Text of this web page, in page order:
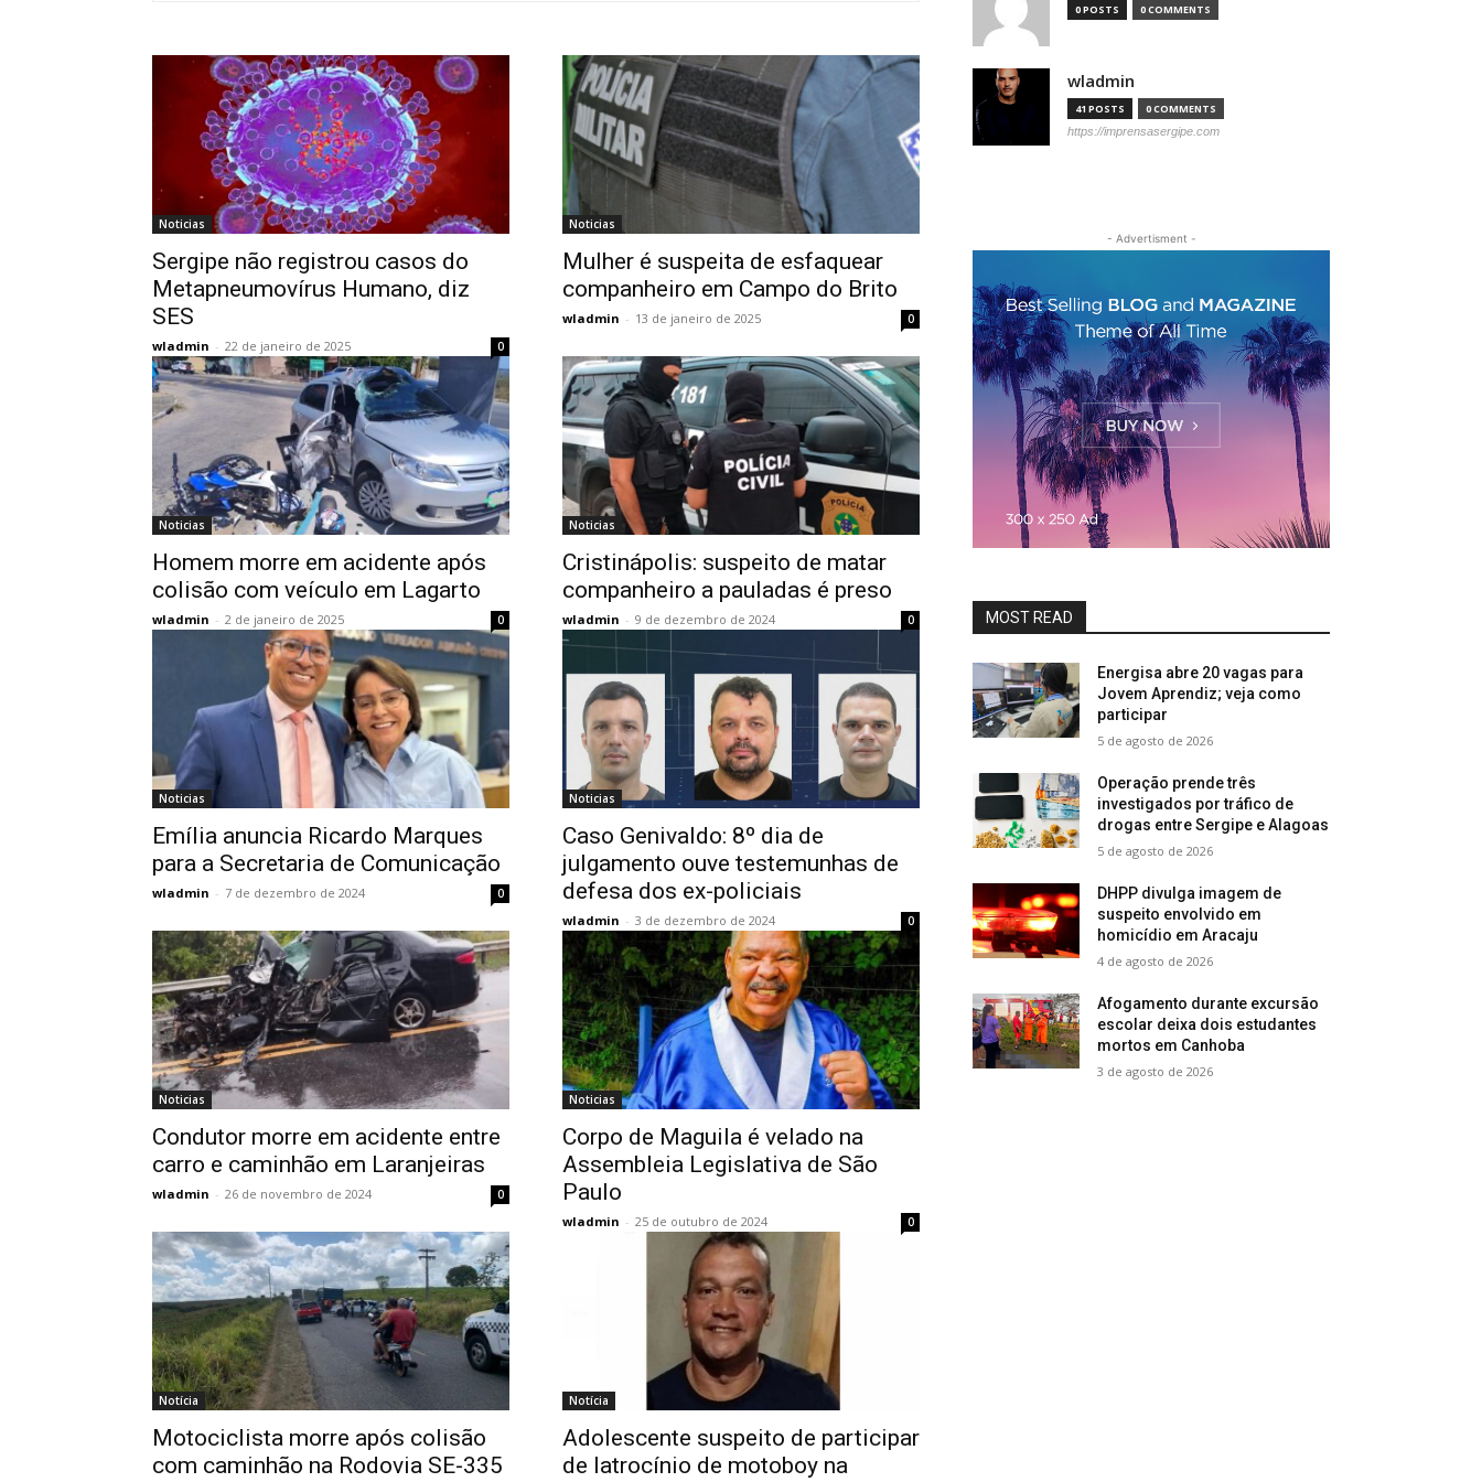
Noticias
Sergipe não registrou casos do
Metapneumovírus Humano, diz
SES
wladmin - 22 de janeiro de 2025 0
Noticias
Mulher é suspeita de esfaquear
companheiro em Campo do Brito
wladmin - 13 de janeiro de 2025 0
Noticias
Homem morre em acidente após
colisão com veículo em Lagarto
wladmin - 2 de janeiro de 2025 0
Noticias
Cristinápolis: suspeito de matar
companheiro a pauladas é preso
wladmin - 9 de dezembro de 2024 0
Noticias
Emília anuncia Ricardo Marques
para a Secretaria de Comunicação
wladmin - 7 de dezembro de 2024 0
Noticias
Caso Genivaldo: 8º dia de
julgamento ouve testemunhas de
defesa dos ex-policiais
wladmin - 3 de dezembro de 2024 0
Noticias
Condutor morre em acidente entre
carro e caminhão em Laranjeiras
wladmin - 26 de novembro de 2024 0
Noticias
Corpo de Maguila é velado na
Assembleia Legislativa de São
Paulo
wladmin - 25 de outubro de 2024 0
Notícia
Motociclista morre após colisão
com caminhão na Rodovia SE-335
Notícia
Adolescente suspeito de participar
de latrocínio de motoboy na
0 POSTS 0 COMMENTS
wladmin
41 POSTS 0 COMMENTS
https://imprensasergipe.com
- Advertisment -
MOST READ
Energisa abre 20 vagas para
Jovem Aprendiz; veja como
participar
5 de agosto de 2026
Operação prende três
investigados por tráfico de
drogas entre Sergipe e Alagoas
5 de agosto de 2026
DHPP divulga imagem de
suspeito envolvido em
homicídio em Aracaju
4 de agosto de 2026
Afogamento durante excursão
escolar deixa dois estudantes
mortos em Canhoba
3 de agosto de 2026